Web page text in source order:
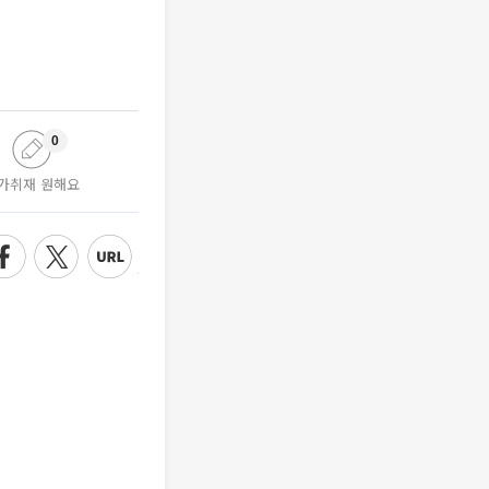
취재 원해요
0